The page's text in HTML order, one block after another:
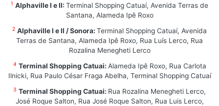
1 Alphaville I e II: Terminal Shopping Catuaí, Avenida Terras de
Santana, Alameda Ipê Roxo
2 Alphaville I e II / Sonora: Terminal Shopping Catuaí, Avenida
Terras de Santana, Alameda Ipê Roxo, Rua Luís Lerco, Rua
Rozalina Menegheti Lerco
4 Terminal Shopping Catuai: Alameda Ipê Roxo, Rua Carlota
Ilnicki, Rua Paulo César Fraga Abelha, Terminal Shopping Catuaí
3 Terminal Shopping Catuai: Rua Rozalina Menegheti Lerco,
José Roque Salton, Rua José Roque Salton, Rua Luis Lerco,